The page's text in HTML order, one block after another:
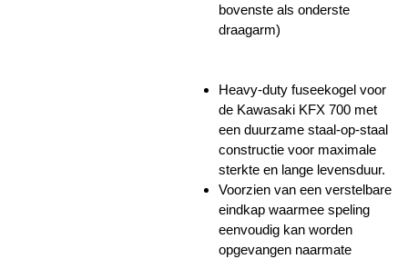
bovenste als onderste
draagarm)
Heavy-duty fuseekogel voor
de Kawasaki KFX 700 met
een duurzame staal-op-staal
constructie voor maximale
sterkte en lange levensduur.
Voorzien van een verstelbare
eindkap waarmee speling
eenvoudig kan worden
opgevangen naarmate